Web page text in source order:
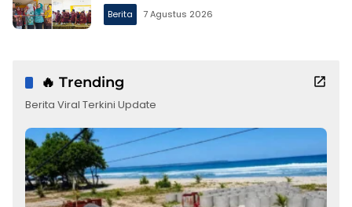
Berita 7 Agustus 2026
🔥 Trending
Berita Viral Terkini Update